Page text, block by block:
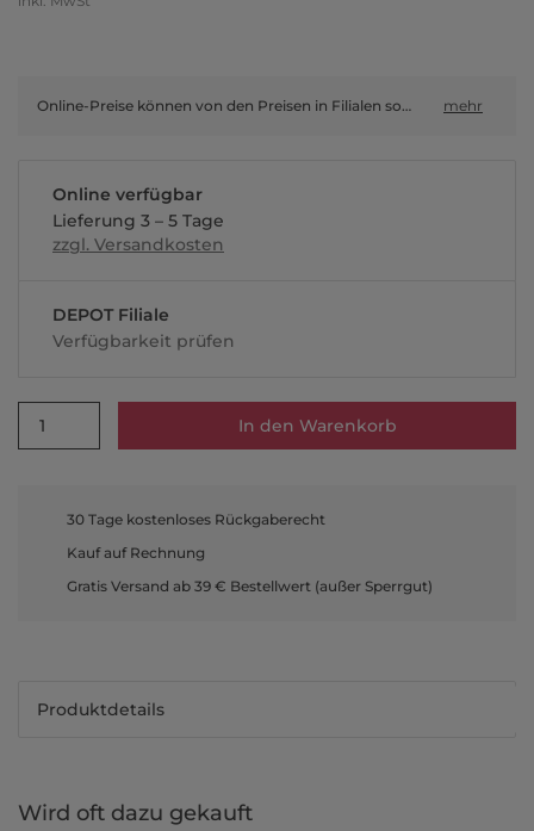
Online-Preise können von den Preisen in Filialen sowie Shop-in-Shop-Flächen abweichen. mehr
Online verfügbar
Lieferung 3 – 5 Tage
zzgl. Versandkosten
DEPOT Filiale
Verfügbarkeit prüfen
1 In den Warenkorb
30 Tage kostenloses Rückgaberecht
Kauf auf Rechnung
Gratis Versand ab 39 € Bestellwert (außer Sperrgut)
Produktdetails
Wird oft dazu gekauft